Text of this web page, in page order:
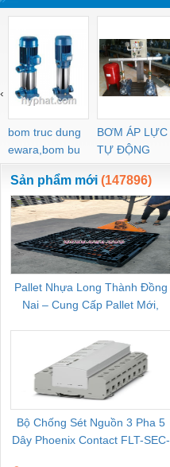
bom truc dung
ewara,bom bu
ewara
BƠM ÁP LỰC
TỰ ĐỘNG
‹
Sản phẩm mới (147896)
Pallet Nhựa Long Thành Đồng
Nai – Cung Cấp Pallet Mới,
Bộ Chống Sét Nguồn 3 Pha 5
Dây Phoenix Contact FLT-SEC-